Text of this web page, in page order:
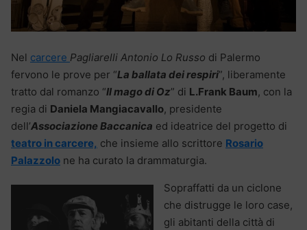
Nel carcere Pagliarelli Antonio Lo Russo di Palermo
fervono le prove per “La ballata dei respiri”, liberamente
tratto dal romanzo “Il mago di Oz” di L.Frank Baum, con la
regia di Daniela Mangiacavallo, presidente
dell’Associazione Baccanica ed ideatrice del progetto di
teatro in carcere, che insieme allo scrittore Rosario
Palazzolo ne ha curato la drammaturgia.
Sopraffatti da un ciclone
che distrugge le loro case,
gli abitanti della città di